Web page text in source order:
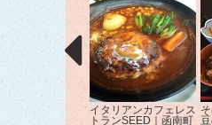
イタリアンカフェレス
トランSEED｜函南町